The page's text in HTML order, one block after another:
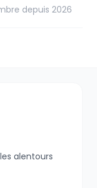
depuis 2026
alentours